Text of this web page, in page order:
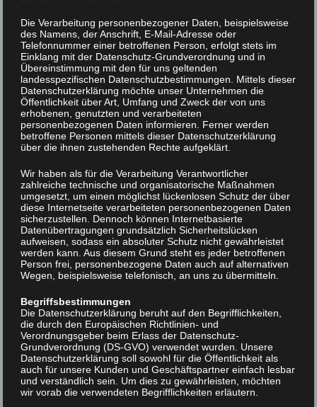
Manuelle Therapie
Beruht auf Grundlage der Biomechanik und Reflexlehre
zur Behandlung von Dysfunktionen der
Bewegungsorgane mit reflektorischen Auswirkungen.
Krankengymnastik
Ist eine Form mit der vor allem die Bewegungs- und
Funktionsfähigkeit des menschlichen Körpers
wiederhergestellt, verbessert oder erhalten werden
soll.
Klassische Massage
Dient zur mechanischen Beeinflussung von Haut,
Die Verarbeitung personenbezogener Daten, beispielsweise
des Namens, der Anschrift, E-Mail-Adresse oder
Telefonnummer einer betroffenen Person, erfolgt stets im
Einklang mit der Datenschutz-Grundverordnung und in
Übereinstimmung mit den für uns geltenden
landesspezifischen Datenschutzbestimmungen. Mittels dieser
Datenschutzerklärung möchte unser Unternehmen die
Öffentlichkeit über Art, Umfang und Zweck der von uns
erhobenen, genutzten und verarbeiteten
personenbezogenen Daten informieren. Ferner werden
betroffene Personen mittels dieser Datenschutzerklärung
über die ihnen zustehenden Rechte aufgeklärt.
Wir haben als für die Verarbeitung Verantwortlicher
zahlreiche technische und organisatorische Maßnahmen
umgesetzt, um einen möglichst lückenlosen Schutz der über
diese Internetseite verarbeiteten personenbezogenen Daten
sicherzustellen. Dennoch können Internetbasierte
Datenübertragungen grundsätzlich Sicherheitslücken
aufweisen, sodass ein absoluter Schutz nicht gewährleistet
werden kann. Aus diesem Grund steht es jeder betroffenen
Person frei, personenbezogene Daten auch auf alternativen
Wegen, beispielsweise telefonisch, an uns zu übermitteln.
Begriffsbestimmungen
Die Datenschutzerklärung beruht auf den Begrifflichkeiten,
die durch den Europäischen Richtlinien- und
Verordnungsgeber beim Erlass der Datenschutz-
Grundverordnung (DS-GVO) verwendet wurden. Unsere
Datenschutzerklärung soll sowohl für die Öffentlichkeit als
auch für unsere Kunden und Geschäftspartner einfach lesbar
und verständlich sein. Um dies zu gewährleisten, möchten
wir vorab die verwendeten Begrifflichkeiten erläutern.